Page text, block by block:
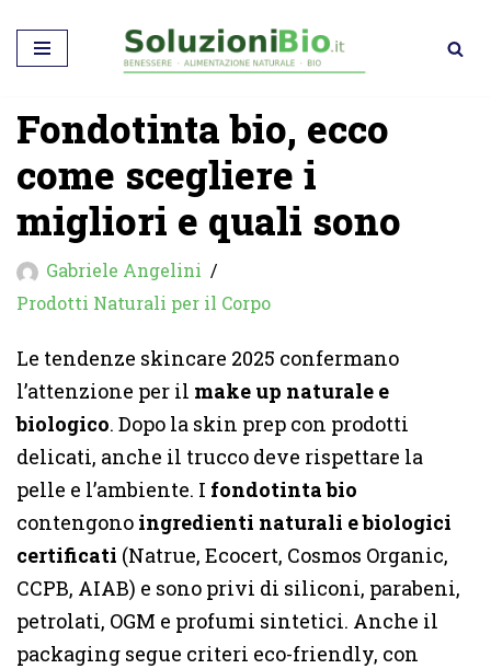
Vai
contenuto
Fondotinta bio, ecco
come scegliere i
migliori e quali sono
Gabriele Angelini
Prodotti Naturali per il Corpo
Le tendenze skincare 2025 confermano
l’attenzione per il make up naturale e
biologico. Dopo la skin prep con prodotti
delicati, anche il trucco deve rispettare la
pelle e l’ambiente. I fondotinta bio
contengono ingredienti naturali e biologici
certificati (Natrue, Ecocert, Cosmos Organic,
CCPB, AIAB) e sono privi di siliconi, parabeni,
petrolati, OGM e profumi sintetici. Anche il
packaging segue criteri eco-friendly, con